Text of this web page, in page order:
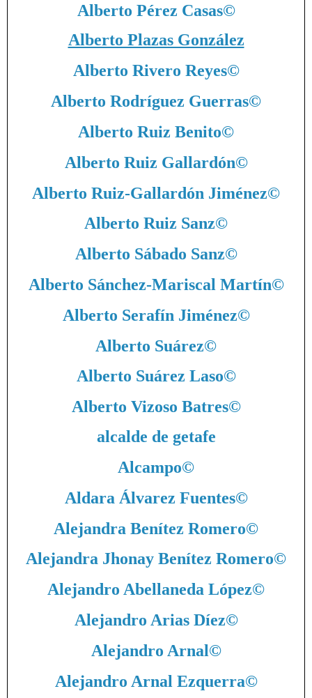
Alberto Pérez Casas©
Alberto Plazas González
Alberto Rivero Reyes©
Alberto Rodríguez Guerras©
Alberto Ruiz Benito©
Alberto Ruiz Gallardón©
Alberto Ruiz-Gallardón Jiménez©
Alberto Ruiz Sanz©
Alberto Sábado Sanz©
Alberto Sánchez-Mariscal Martín©
Alberto Serafín Jiménez©
Alberto Suárez©
Alberto Suárez Laso©
Alberto Vizoso Batres©
alcalde de getafe
Alcampo©
Aldara Álvarez Fuentes©
Alejandra Benítez Romero©
Alejandra Jhonay Benítez Romero©
Alejandro Abellaneda López©
Alejandro Arias Díez©
Alejandro Arnal©
Alejandro Arnal Ezquerra©